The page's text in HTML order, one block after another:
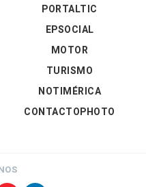
PORTALTIC
EPSOCIAL
MOTOR
TURISMO
NOTIMÉRICA
CONTACTOPHOTO